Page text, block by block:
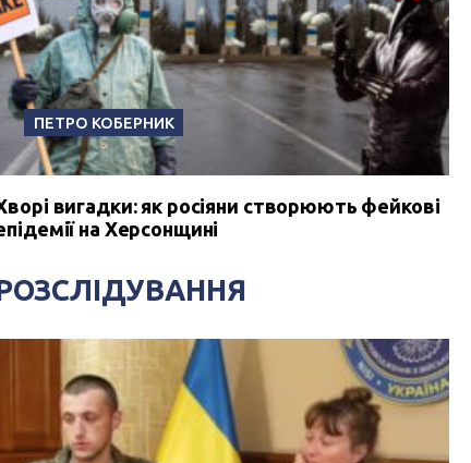
ПЕТРО КОБЕРНИК
вигадки: як росіяни створюють фейкові
на Херсонщині